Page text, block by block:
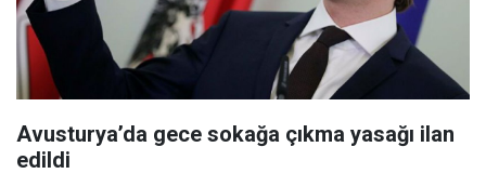
Avusturya’da gece sokağa çıkma yasağı ilan
edildi